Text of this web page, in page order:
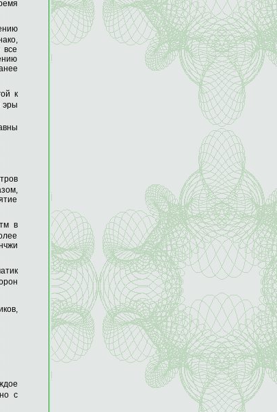
все
к
эры
в
с